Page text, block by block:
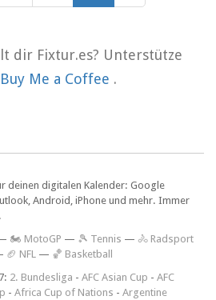
dir Fixtur.es? Unterstütze
Buy Me a Coffee .
deinen digitalen Kalender: Google
Android, iPhone und mehr. Immer
🏍 MotoGP — 🎾 Tennis — 🚴 Radsport
🏈 NFL — 🏀 Basketball
2. Bundesliga - AFC Asian Cup - AFC
- Africa Cup of Nations - Argentine